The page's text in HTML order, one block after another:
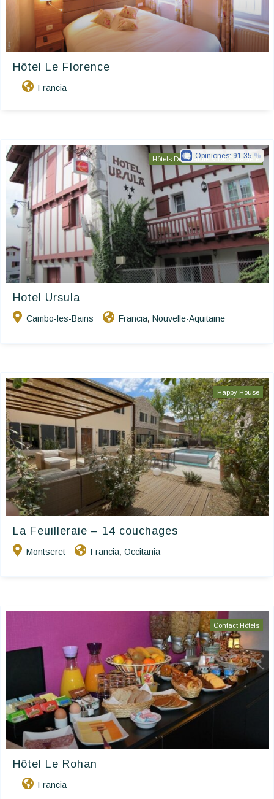
Hôtel Le Florence
Francia
Hôtels De Charme & De Caractère
Hotel Ursula
Cambo-les-Bains Francia, Nouvelle-Aquitaine
Opiniones: 91.35
Happy House
La Feuilleraie – 14 couchages
Montseret Francia, Occitania
Contact Hôtels
Hôtel Le Rohan
Francia